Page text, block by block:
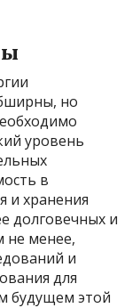
но
уровень
в
и хранения
долговечных и
не менее,
и
для
будущем этой